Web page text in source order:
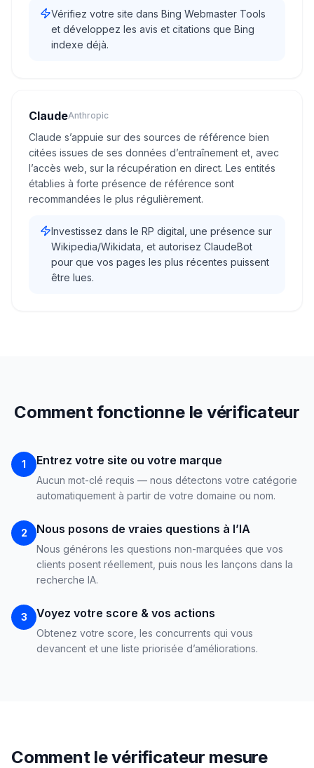
Vérifiez votre site dans Bing Webmaster Tools
et développez les avis et citations que Bing
indexe déjà.
ClaudeAnthropic
Claude s’appuie sur des sources de référence bien
citées issues de ses données d’entraînement et, avec
l’accès web, sur la récupération en direct. Les entités
établies à forte présence de référence sont
recommandées le plus régulièrement.
Investissez dans le RP digital, une présence sur
Wikipedia/Wikidata, et autorisez ClaudeBot
pour que vos pages les plus récentes puissent
être lues.
Comment fonctionne le vérificateur
1 Entrez votre site ou votre marque
Aucun mot-clé requis — nous détectons votre catégorie
automatiquement à partir de votre domaine ou nom.
2 Nous posons de vraies questions à l’IA
Nous générons les questions non-marquées que vos
clients posent réellement, puis nous les lançons dans la
recherche IA.
3 Voyez votre score & vos actions
Obtenez votre score, les concurrents qui vous
devancent et une liste priorisée d’améliorations.
Comment le vérificateur mesure